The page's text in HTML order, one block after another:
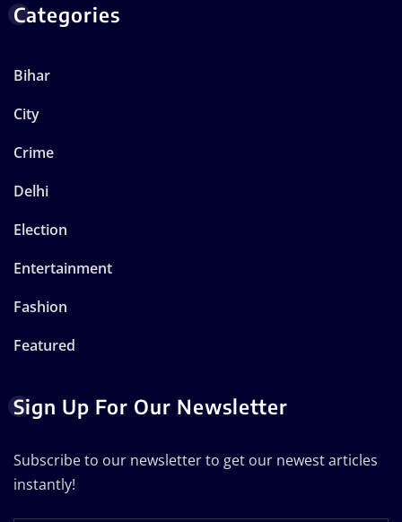
Categories
Bihar
City
Crime
Delhi
Election
Entertainment
Fashion
Featured
Sign Up For Our Newsletter
Subscribe to our newsletter to get our newest articles
instantly!